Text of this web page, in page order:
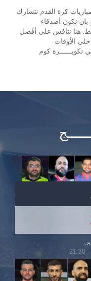
كرة القدم نتشارك
هنا نتافس على أفضل
كوم